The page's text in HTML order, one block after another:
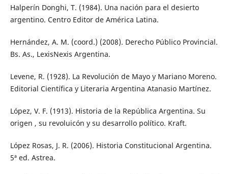
Halperín Donghi, T. (1984). Una nación para el desierto
argentino. Centro Editor de América Latina.
Hernández, A. M. (coord.) (2008). Derecho Público Provincial.
Bs. As., LexisNexis Argentina.
Levene, R. (1928). La Revolución de Mayo y Mariano Moreno.
Editorial Científica y Literaria Argentina Atanasio Martínez.
López, V. F. (1913). Historia de la República Argentina. Su
origen , su revoluicón y su desarrollo político. Kraft.
López Rosas, J. R. (2006). Historia Constitucional Argentina.
5ª ed. Astrea.